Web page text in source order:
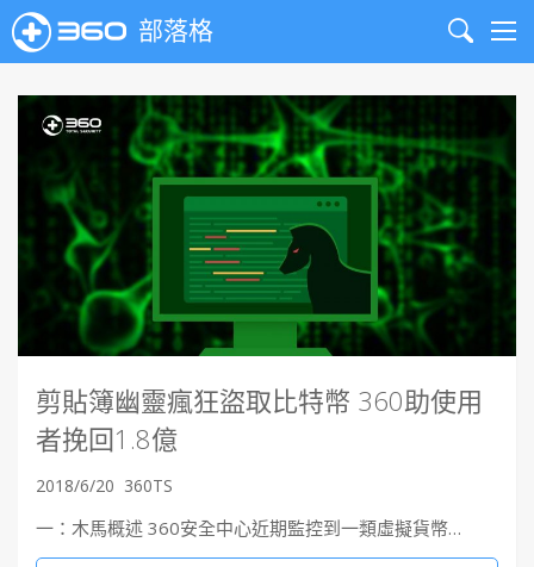
部落格
Search
剪貼簿幽靈瘋狂盜取比特幣 360助使用
者挽回1.8億
2018/6/20 360TS
一：木馬概述 360安全中心近期監控到一類虛擬貨幣…